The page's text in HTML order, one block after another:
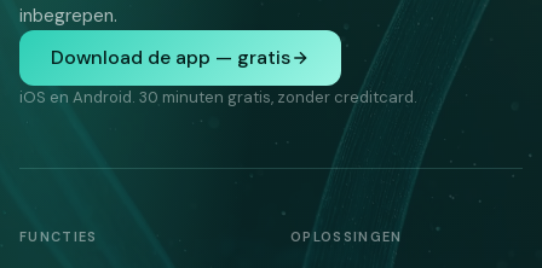
inbegrepen.
Download de app — gratis
iOS en Android. 30 minuten gratis, zonder creditcard.
FUNCTIES OPLOSSINGEN